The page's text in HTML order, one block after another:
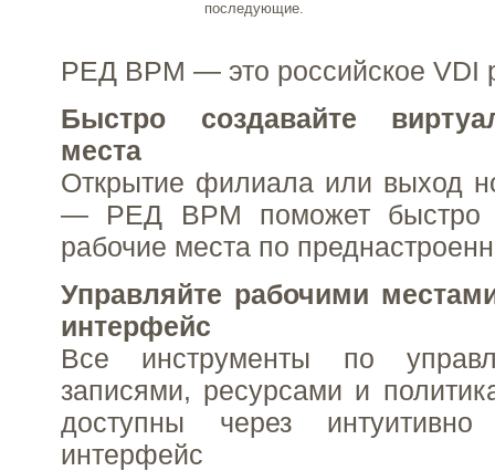
последующие.
РЕД ВРМ — это российское VDI
Быстро создавайте
места
Открытие филиала или выход
— РЕД ВРМ поможет быстро
рабочие места по
Управляйте рабочими
интерфейс
Все инструменты по
записями, ресурсами и
доступны через
интерфейс